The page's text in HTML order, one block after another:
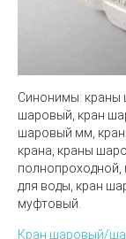
Синонимы: краны
шаровый, кран
шаровый мм,
крана, краны
для воды, кран
муфтовый.
Кран шаровый/